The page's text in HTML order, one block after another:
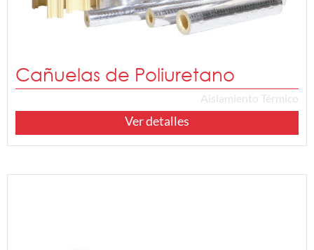
Cañuelas de Poliuretano
Aislamiento Térmico
Ver detalles